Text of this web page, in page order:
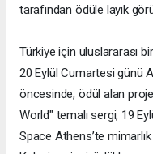
tarafından ödüle layık
Türkiye için uluslararası
20 Eylül Cumartesi günü
öncesinde, ödül alan
World" temalı sergi, 19
Space Athens’te